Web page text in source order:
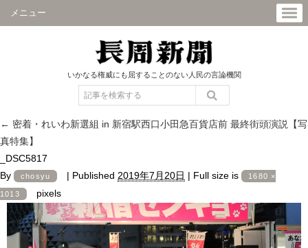
メニュー
いかなる権威にも屈することのない人民の言論機関
← 密着・れいわ新選組 in 新宿駅西口小田急百貨店前 最終街頭演説【写
真特集】
_DSC5817
By
chosyu | Published 2019年7月20日 | Full size is 1680 ×
1013 pixels